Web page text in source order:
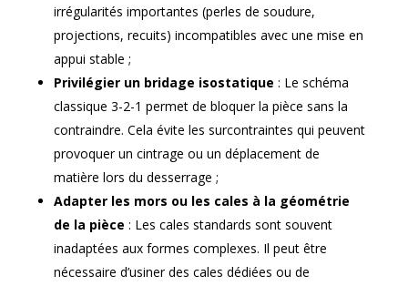
irrégularités importantes (perles de soudure,
projections, recuits) incompatibles avec une mise en
appui stable ;
Privilégier un bridage isostatique : Le schéma
classique 3-2-1 permet de bloquer la pièce sans la
contraindre. Cela évite les surcontraintes qui peuvent
provoquer un cintrage ou un déplacement de
matière lors du desserrage ;
Adapter les mors ou les cales à la géométrie
de la pièce : Les cales standards sont souvent
inadaptées aux formes complexes. Il peut être
nécessaire d’usiner des cales dédiées ou de